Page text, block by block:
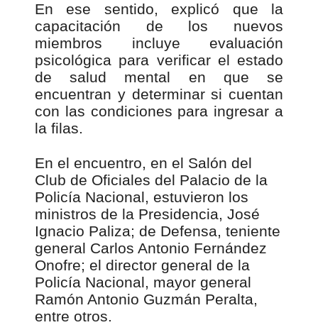
En ese sentido, explicó que la
capacitación de los nuevos
miembros incluye evaluación
psicológica para verificar el estado
de salud mental en que se
encuentran y determinar si cuentan
con las condiciones para ingresar a
la filas.
En el encuentro, en el Salón del
Club de Oficiales del Palacio de la
Policía Nacional, estuvieron los
ministros de la Presidencia, José
Ignacio Paliza; de Defensa, teniente
general Carlos Antonio Fernández
Onofre; el director general de la
Policía Nacional, mayor general
Ramón Antonio Guzmán Peralta,
entre otros.